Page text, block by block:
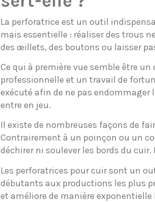
La perforatrice est un outil
mais essentielle : réaliser des trous
des œillets, des boutons ou laisser
Ce qui à première vue semble être
professionnelle et un travail de
exécuté afin de ne pas
entre en jeu.
Il existe de nombreuses façons de
Contrairement à un poinçon ou un
déchirer ni soulever les bords du
Les perforatrices pour cuir sont un
débutants aux productions les plus
et améliore de manière